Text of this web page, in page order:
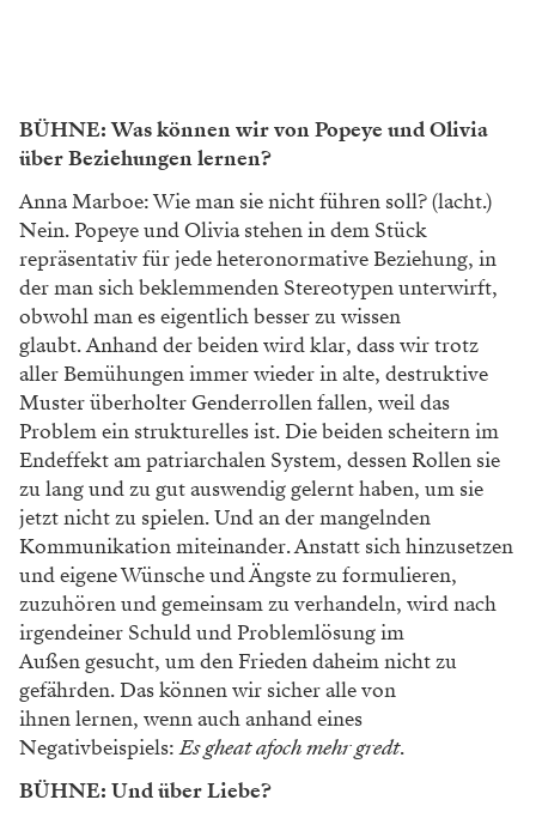
BÜHNE: Was können wir von Popeye und Olivia
über Beziehungen lernen?
Anna Marboe: Wie man sie nicht führen soll? (lacht.)
Nein. Popeye und Olivia stehen in dem Stück
repräsentativ für jede heteronormative Beziehung, in
der man sich beklemmenden Stereotypen unterwirft,
obwohl man es eigentlich besser zu wissen
glaubt. Anhand der beiden wird klar, dass wir trotz
aller Bemühungen immer wieder in alte, destruktive
Muster überholter Genderrollen fallen, weil das
Problem ein strukturelles ist. Die beiden scheitern im
Endeffekt am patriarchalen System, dessen Rollen sie
zu lang und zu gut auswendig gelernt haben, um sie
jetzt nicht zu spielen. Und an der mangelnden
Kommunikation miteinander. Anstatt sich hinzusetzen
und eigene Wünsche und Ängste zu formulieren,
zuzuhören und gemeinsam zu verhandeln, wird nach
irgendeiner Schuld und Problemlösung im
Außen gesucht, um den Frieden daheim nicht zu
gefährden. Das können wir sicher alle von
ihnen lernen, wenn auch anhand eines
Negativbeispiels:Es gheat afoch mehr gredt.
BÜHNE: Und über Liebe?